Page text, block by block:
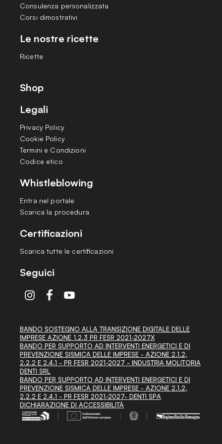
Consulenza personalizzata
Corsi dimostrativi
Le nostre ricette
Ricette
Shop
Legali
Privacy Policy
Cookie Policy
Termini e Condizioni
Codice etico
Whistleblowing
Entra nel portale
Scarica la procedura
Certificazioni
Scarica tutte le certificazioni
Seguici
BANDO SOSTEGNO ALLA TRANSIZIONE DIGITALE DELLE
IMPRESE AZIONE 1.2.3 PR FESR 2021-2027X
BANDO PER SUPPORTO AD INTERVENTI ENERGETICI E DI
PREVENZIONE SISMICA DELLE IMPRESE - AZIONE 2.1.2,
2.2.2 E 2.4.1 - PR FESR 2021-2027 - INDUSTRIA MOLITORIA
DENTI SRL
BANDO PER SUPPORTO AD INTERVENTI ENERGETICI E DI
PREVENZIONE SISMICA DELLE IMPRESE - AZIONE 2.1.2,
2.2.2 E 2.4.1 - PR FESR 2021-2027- DENTI SPA
DICHIARAZIONE DI ACCESSIBILITÀ